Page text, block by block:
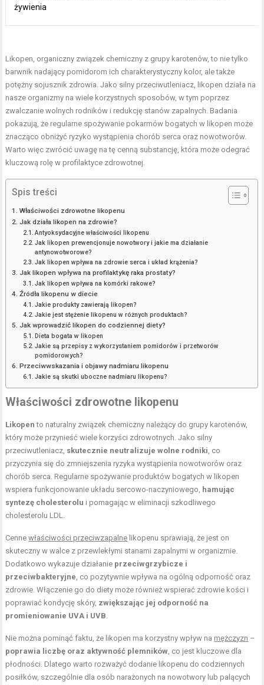
żywienia
Likopen, organiczny związek chemiczny z grupy karotenów, to nie tylko
barwnik nadający pomidorom ich charakterystyczny kolor, ale także
potężny sojusznik zdrowia. Jako silny przeciwutleniacz, likopen działa na
nasze organizmy na wiele korzystnych sposobów, w tym poprzez
zwalczanie wolnych rodników i redukcję stanów zapalnych. Badania
pokazują, że regularne spożywanie pokarmów bogatych w likopen może
znacząco obniżyć ryzyko wystąpienia chorób serca oraz nowotworów.
Warto więc zwrócić uwagę na tę cenną substancję, która może odegrać
kluczową rolę w profilaktyce zdrowotnej.
Spis treści
Właściwości zdrowotne likopenu
Jak działa likopen na zdrowie?
Antyoksydacyjne właściwości likopenu
Jak likopen prewencjonuje nowotwory i jakie ma działanie
antynowotworowe?
Jak likopen wpływa na zdrowie serca i układ krążenia?
Jak likopen wpływa na profilaktykę raka prostaty?
Jak likopen wpływa na komórki rakowe?
Źródła likopenu w diecie
Jakie produkty zawierają likopen?
Jakie jest stężenie likopenu w różnych produktach?
Jak wprowadzić likopen do codziennej diety?
Dieta bogata w likopen
Jakie są przepisy z wykorzystaniem pomidorów i przetworów
pomidorowych?
Przeciwwskazania i objawy nadmiaru likopenu
Jakie są skutki uboczne nadmiaru likopenu?
Właściwości zdrowotne likopenu
Likopen to naturalny związek chemiczny należący do grupy karotenów,
który może przynieść wiele korzyści zdrowotnych. Jako silny
przeciwutleniacz, skutecznie neutralizuje wolne rodniki, co
przyczynia się do zmniejszenia ryzyka wystąpienia nowotworów oraz
chorób serca. Regularne spożywanie produktów bogatych w likopen
wspiera funkcjonowanie układu sercowo-naczyniowego, hamując
syntezę cholesterolu i pomagając w eliminacji szkodliwego
cholesterolu LDL.
Cennewłaściwości przeciwzapalne likopenu sprawiają, że jest on
skuteczny w walce z przewlekłymi stanami zapalnymi w organizmie.
Dodatkowo wykazuje działanie przeciwgrzybicze i
przeciwbakteryjne, co pozytywnie wpływa na ogólną odporność oraz
zdrowie. Włączenie go do diety może również wspierać zdrowie kości i
poprawiać kondycję skóry, zwiększając jej odporność na
promieniowanie UVA i UVB.
Nie można pominąć faktu, że likopen ma korzystny wpływ na mężczyzn –
poprawia liczbę oraz aktywność plemników, co jest kluczowe dla
płodności. Dlatego warto rozważyć dodanie likopenu do codziennych
posiłków, szczególnie dla osób narażonych na nowotwory lub palących